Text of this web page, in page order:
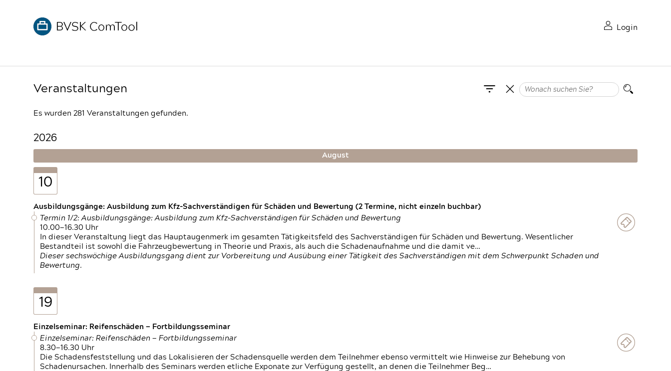
Login
Veranstaltungen
Es wurden 281 Veranstaltungen gefunden.
2026
August
10
Ausbildungsgänge: Ausbildung zum Kfz-Sachverständigen für Schäden und Bewertung (2 Termine, nicht einzeln buchbar)
Termin 1/2: Ausbildungsgänge: Ausbildung zum Kfz-Sachverständigen für Schäden und Bewertung
10.00—16.30 Uhr
In dieser Veranstaltung liegt das Hauptaugenmerk im gesamten Tätigkeitsfeld des Sachverständigen für Schäden und Bewertung. Wesentlicher
Bestandteil ist sowohl die Fahrzeugbewertung in Theorie und Praxis, als auch die Schadenaufnahme und die damit ve…
Dieser sechswöchige Ausbildungsgang dient zur Vorbereitung und Ausübung einer Tätigkeit des Sachverständigen mit dem Schwerpunkt Schaden und
Bewertung.
19
Einzelseminar: Reifenschäden — Fortbildungsseminar
Einzelseminar: Reifenschäden — Fortbildungsseminar
8.30—16.30 Uhr
Die Schadensfeststellung und das Lokalisieren der Schadensquelle werden dem Teilnehmer ebenso vermittelt wie Hinweise zur Behebung von
Schadenursachen. Innerhalb des Seminars werden etliche Exponate zur Verfügung gestellt, an denen die Teilnehmer Beg…